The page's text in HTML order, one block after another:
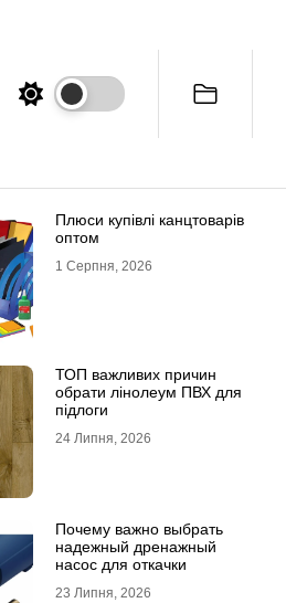
Плюси купівлі канцтоварів
оптом
1 Серпня, 2026
ТОП важливих причин
обрати лінолеум ПВХ для
підлоги
24 Липня, 2026
Почему важно выбрать
надежный дренажный
насос для откачки
23 Липня, 2026